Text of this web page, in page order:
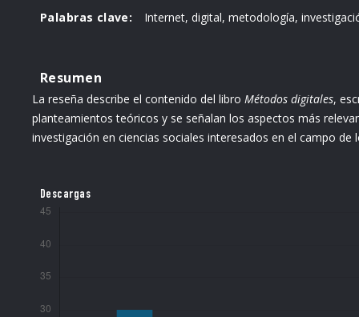
Palabras clave: Internet, digital, metodología,
Resumen
La reseña describe el contenido del libro Métodos digitales,
planteamientos teóricos y se señalan los aspectos más
investigación en ciencias sociales interesados en el campo
Descargas